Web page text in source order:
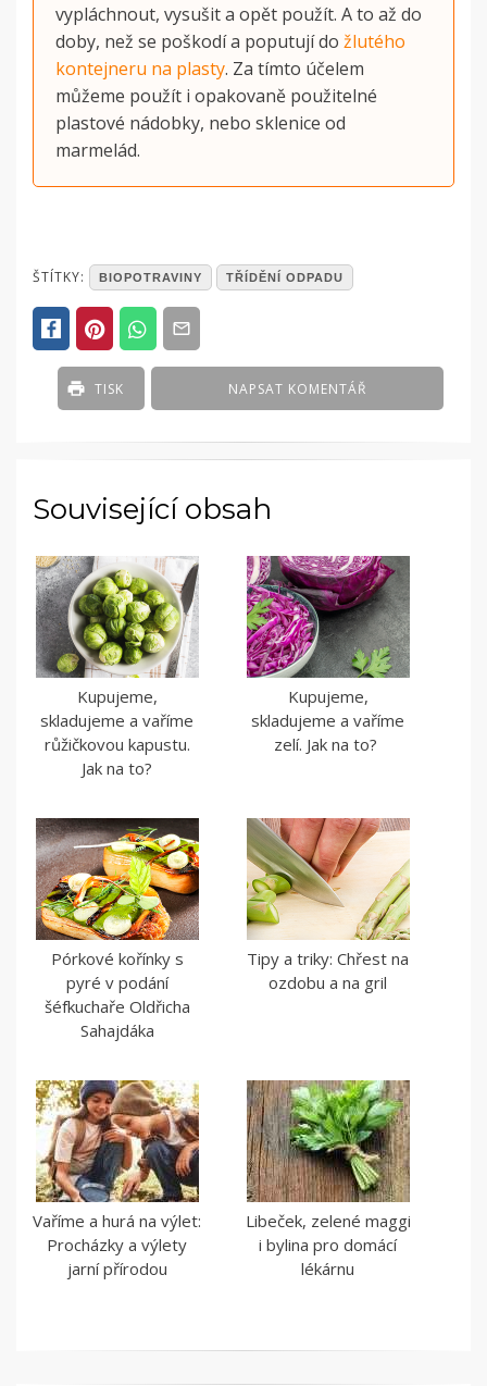
vypláchnout, vysušit a opět použít. A to až do
doby, než se poškodí a poputují do žlutého
kontejneru na plasty. Za tímto účelem
můžeme použít i opakovaně použitelné
plastové nádobky, nebo sklenice od
marmelád.
POSTED
ČLÁNKY
ŠTÍTKY: BIOPOTRAVINY TŘÍDĚNÍ ODPADU
NAPSAT KOMENTÁŘ
TISK
Související obsah
Kupujeme,
skladujeme a vaříme
růžičkovou kapustu.
Jak na to?
Kupujeme,
skladujeme a vaříme
zelí. Jak na to?
Pórkové kořínky s
pyré v podání
šéfkuchaře Oldřicha
Sahajdáka
Tipy a triky: Chřest na
ozdobu a na gril
Vaříme a hurá na výlet:
Procházky a výlety
jarní přírodou
Libeček, zelené maggi
i bylina pro domácí
lékárnu